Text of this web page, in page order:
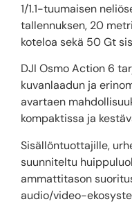
1/1.1-tuumaisen
tallennuksen, 20
koteloa sekä 50 Gt
DJI Osmo Action 6
kuvanlaadun ja
avartaen
kompaktissa ja
Sisällöntuottajille,
suunniteltu
ammattitason
audio/video-